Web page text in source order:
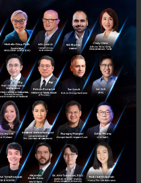
Healthtech
001-5375
4658-9500